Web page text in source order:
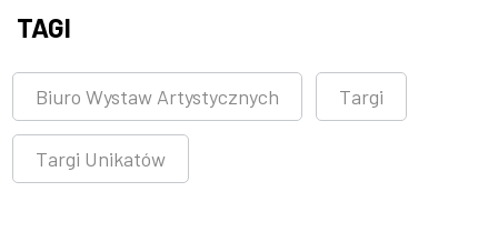
TAGI
Biuro Wystaw Artystycznych Targi
Targi Unikatów